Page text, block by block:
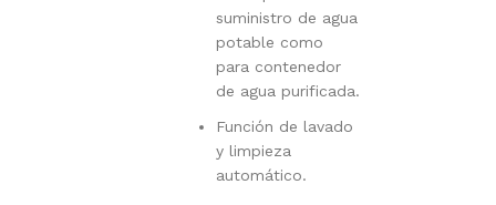
suministro de agua
potable como
para contenedor
de agua purificada.
Función de lavado
y limpieza
automático.